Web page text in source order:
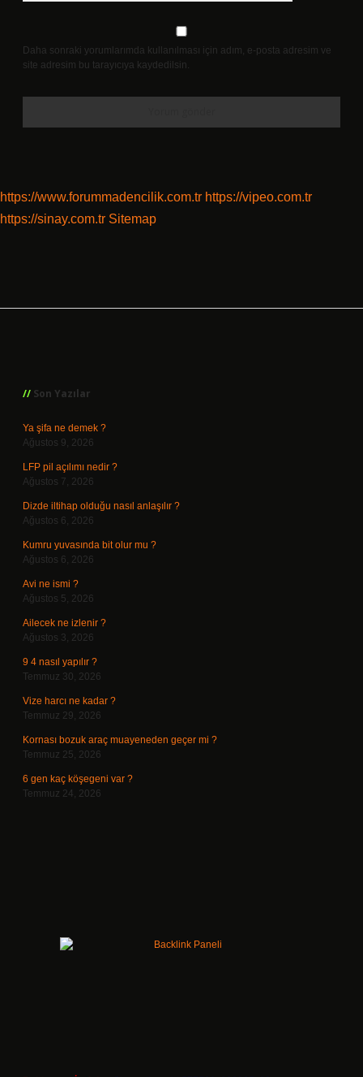
Daha sonraki yorumlarımda kullanılması için adım, e-posta adresim ve
site adresim bu tarayıcıya kaydedilsin.
https://www.forummadencilik.com.tr https://vipeo.com.tr
https://sinay.com.tr Sitemap
Son Yazılar
Ya şifa ne demek ?
Ağustos 9, 2026
LFP pil açılımı nedir ?
Ağustos 7, 2026
Dizde iltihap olduğu nasıl anlaşılır ?
Ağustos 6, 2026
Kumru yuvasında bit olur mu ?
Ağustos 6, 2026
Avi ne ismi ?
Ağustos 5, 2026
Ailecek ne izlenir ?
Ağustos 3, 2026
9 4 nasıl yapılır ?
Temmuz 30, 2026
Vize harcı ne kadar ?
Temmuz 29, 2026
Kornası bozuk araç muayeneden geçer mi ?
Temmuz 25, 2026
6 gen kaç köşegeni var ?
Temmuz 24, 2026